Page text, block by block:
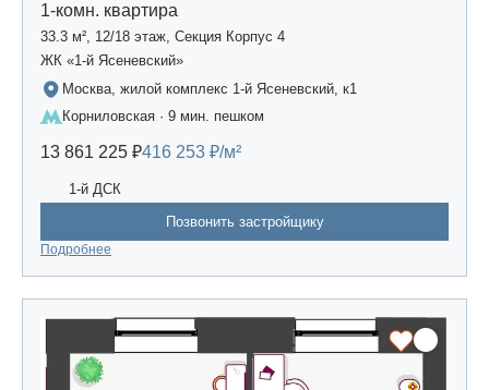
1-комн. квартира
33.3 м², 12/18 этаж, Секция Корпус 4
ЖК «1-й Ясеневский»
Москва, жилой комплекс 1-й Ясеневский, к1
Корниловская · 9 мин. пешком
13 861 225 ₽416 253 ₽/м²
1-й ДСК
Позвонить застройщику
Подробнее